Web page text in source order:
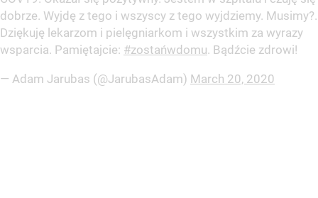
dobrze. Wyjdę z tego i wszyscy z tego wyjdziemy. Musimy?.
Dziękuję lekarzom i pielęgniarkom i wszystkim za wyrazy
wsparcia. Pamiętajcie: #zostańwdomu. Bądźcie zdrowi!
— Adam Jarubas (@JarubasAdam) March 20, 2020